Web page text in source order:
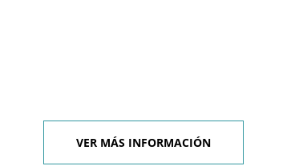
VER MÁS INFORMACIÓN